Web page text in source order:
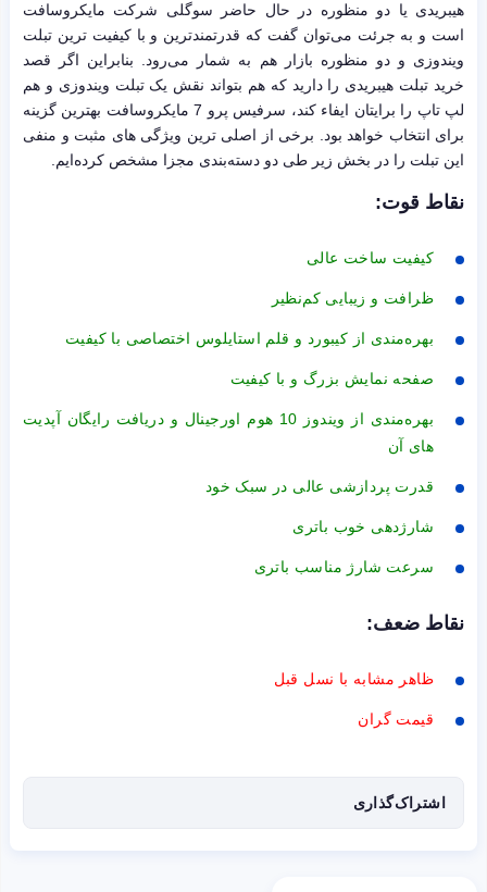
هیبریدی یا دو منظوره در حال حاضر سوگلی شرکت مایکروسافت
است و به جرئت می‌توان گفت که قدرتمندترین و با کیفیت ترین تبلت
ویندوزی و دو منظوره بازار هم به شمار می‌رود. بنابراین اگر قصد
خرید تبلت هیبریدی را دارید که هم بتواند نقش یک تبلت ویندوزی و هم
لپ تاپ را برایتان ایفاء کند، سرفیس پرو 7 مایکروسافت بهترین گزینه
برای انتخاب خواهد بود. برخی از اصلی ترین ویژگی های مثبت و منفی
این تبلت را در بخش زیر طی دو دسته‌بندی مجزا مشخص کرده‌ایم.
نقاط قوت:
کیفیت ساخت عالی
ظرافت و زیبایی کم‌نظیر
بهره‌مندی از کیبورد و قلم استایلوس اختصاصی با کیفیت
صفحه نمایش بزرگ و با کیفیت
بهره‌مندی از ویندوز 10 هوم اورجینال و دریافت رایگان آپدیت
های آن
قدرت پردازشی عالی در سبک خود
شارژدهی خوب باتری
سرعت شارژ مناسب باتری
نقاط ضعف:
ظاهر مشابه با نسل قبل
قیمت گران
اشتراک‌گذاری